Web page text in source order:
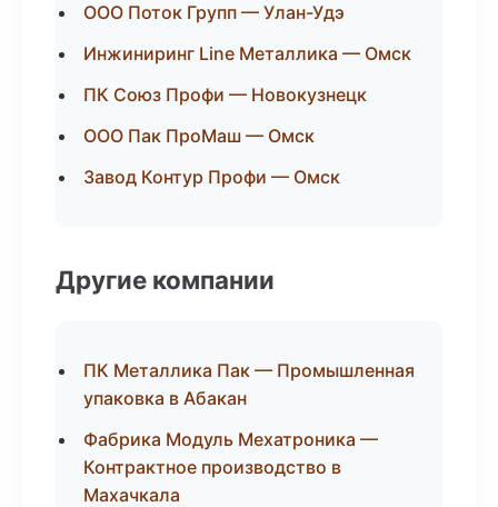
ООО Поток Групп — Улан-Удэ
Инжиниринг Line Металлика — Омск
ПК Союз Профи — Новокузнецк
ООО Пак ПроМаш — Омск
Завод Контур Профи — Омск
Другие компании
ПК Металлика Пак — Промышленная
упаковка в Абакан
Фабрика Модуль Мехатроника —
Контрактное производство в
Махачкала